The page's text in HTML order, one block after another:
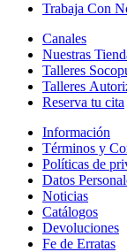
Trabaja Con
Canales
Nuestras
Talleres
Talleres
Reserva tu cita
Información
Términos y
Políticas de
Datos
Noticias
Catálogos
Devoluciones
Fe de Erratas